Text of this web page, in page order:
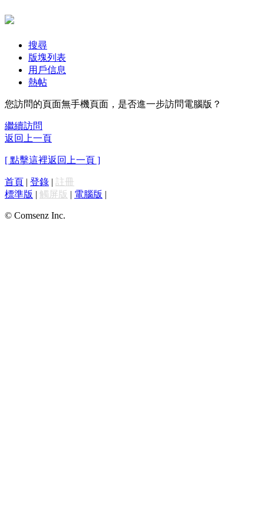
搜尋
版塊列表
用戶信息
熱帖
您訪問的頁面無手機頁面，是否進一步訪問電腦版？
繼續訪問
返回上一頁
[ 點擊這裡返回上一頁 ]
首頁 | 登錄 | 註冊
標準版 | 觸屏版 | 電腦版 |
© Comsenz Inc.